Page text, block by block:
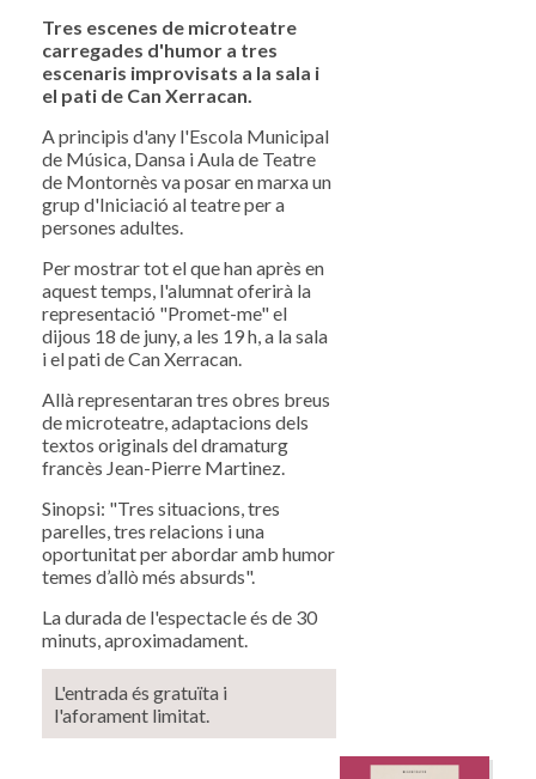
Tres escenes de microteatre
carregades d'humor a tres
escenaris improvisats a la sala i
el pati de Can Xerracan.
A principis d'any l'Escola Municipal
de Música, Dansa i Aula de Teatre
de Montornès va posar en marxa un
grup d'Iniciació al teatre per a
persones adultes.
Per mostrar tot el que han après en
aquest temps, l'alumnat oferirà la
representació "Promet-me" el
dijous 18 de juny, a les 19 h, a la sala
i el pati de Can Xerracan.
Allà representaran tres obres breus
de microteatre, adaptacions dels
textos originals del dramaturg
francès Jean-Pierre Martinez.
Sinopsi: "Tres situacions, tres
parelles, tres relacions i una
oportunitat per abordar amb humor
temes d’allò més absurds".
La durada de l'espectacle és de 30
minuts, aproximadament.
L'entrada és gratuïta i
l'aforament limitat.